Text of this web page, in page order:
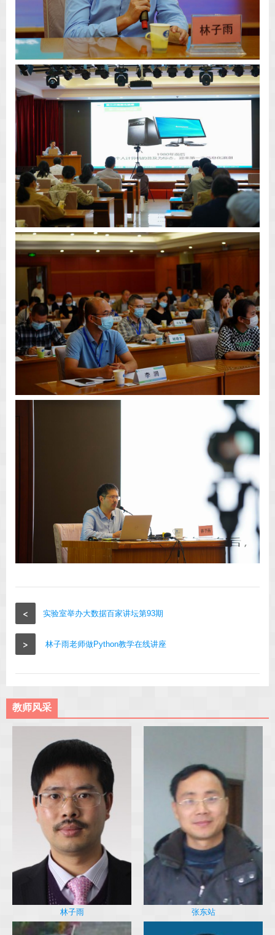
< 实验室举办大数据百家讲坛第93期
> 林子雨老师做Python教学在线讲座
教师风采
林子雨 张东站